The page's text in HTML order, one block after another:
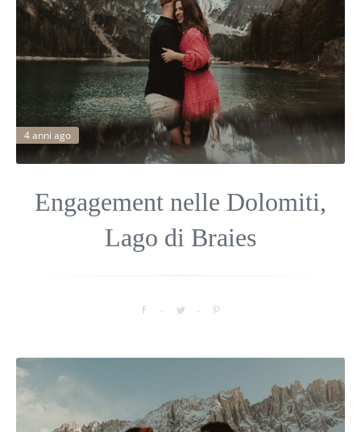
4 anni ago
Engagement nelle Dolomiti,
Lago di Braies